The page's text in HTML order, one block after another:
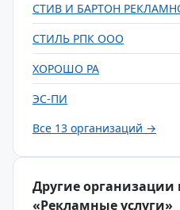
СТИВ И БАРТОН
СТИЛЬ РПК ООО
ХОРОШО РА
ЭС-ПИ
Все 13 организаций →
Другие организации
«Рекламные услуги»